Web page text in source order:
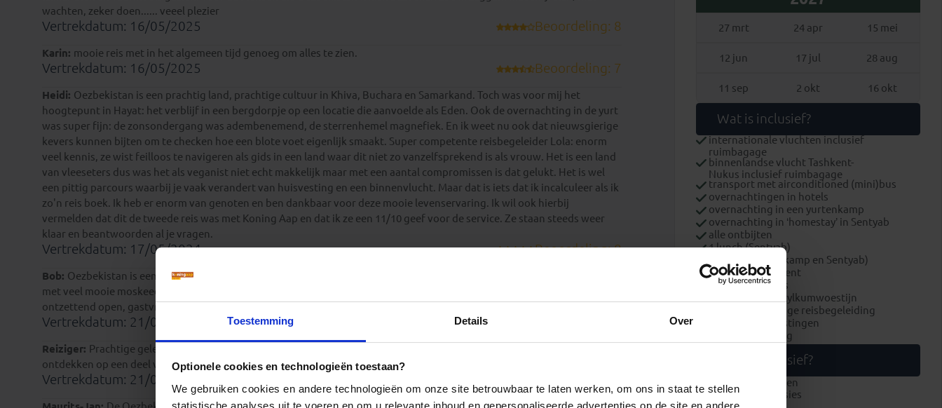
Toestemming Details Over
Optionele cookies en technologieën toestaan?
We gebruiken cookies en andere technologieën om onze site betrouwbaar te laten werken, om ons in staat te stellen
statistische analyses uit te voeren en om u relevante inhoud en gepersonaliseerde advertenties op de site en andere
wachten, zeker doen...... veeel plezier
Vertrekdatum: 16/05/2025 Beoordeling: 8
Karin: mooie reis met in het algemeen tijd genoeg om alles te zien.
Vertrekdatum: 16/05/2025 Beoordeling: 7
Heidi: Oezbekistan is een prachtig land, prachtige cultuur in Khiva, Buchara en Samarkand. Toch was voor mij het
hoogtepunt in Hayat: het verblijf in een bergdorpje op een locatie die aanvoelde als Eden. Ook de overnachting in de yurt
was super fijn: de zonsondergang was adembenemend, de sterrenhemel magnefiek. En ik weet nu ook dat nieuwsgierige
kevers kunnen bijten om te checken hoe een blote voet eigenlijk smaakt. Super competente reisbegeleider Lola: enorm
veel kennis, ze wist feilloos te navigeren als gids in een land waar dit niet zo vanzelfsprekend is als vrouw. Het is een land
van vleeseters dus was het als veganist niet echt makkelijk maar met een aantal compromissen is dat gelukt. Het is wel
een pittig parcours waarbij je vaak verandert van huisvesting en een binnenvlucht. Maar dat is iets dat ik incalculeer als ik
zo'n reis boek. Ik heb er enorm van genoten en ben dankbaar voor deze mooie levenservaring. Ik wil ook hierbij
vermelden dat dit de tweede reis was met Koning Aap en dat ik ze een 11/10 geef voor de service. Ze staan steeds weer
klaar en beantwoorden al je vragen.
Vertrekdatum: 17/05/2024 Beoordeling: 8
Bob: Oezbekistan is een heel mooi woestijnachtig land. Steden als Khiva, Buchara en Samarkand ademen de zijderoute
met veel mooie moskeeën en gebouwen. Tashkent is weer een mix van oude Sovjet periode en Islam. De mensen zijn
ontzettend open, gastvrij en vriendelijk. Het Aralmeer is zeer indrukwekkend.
Vertrekdatum: 21/04/2023
Reiziger: Prachtige gelegenheid om de cultuur van Oezbekistan en de overvloed aan Islamitische architectuur te
ontdekken op een deel van de zijderoute. Schitterend!
Vertrekdatum: 21/04/2023
27 mrt 24 apr 15 mei
12 jun 17 jul 28 aug
11 sep 2 okt 16 okt
Wat is inclusief?
internationale vluchten inclusief
ruimbagage
binnenlandse vlucht Tashkent-
Nukus inclusief ruimbagage
transport met airconditioned (mini)bus
overnachtingen in hotels
overnachting in een yurtenkamp
overnachting in ‘homestay’ in Sentyab
alle ontbijten
1 lunch (Sentyab)
2 diners (yurtenkamp en Sentyab)
stadstour Tashkent
stadstour Nukus
kamelenritje Kyzylkumwoestijn
lokale Engelstalige reisbegeleiding
luchthavenbelastingen
brandstofheffing
Wat is exclusief?
overige maaltijden
optionele excursies